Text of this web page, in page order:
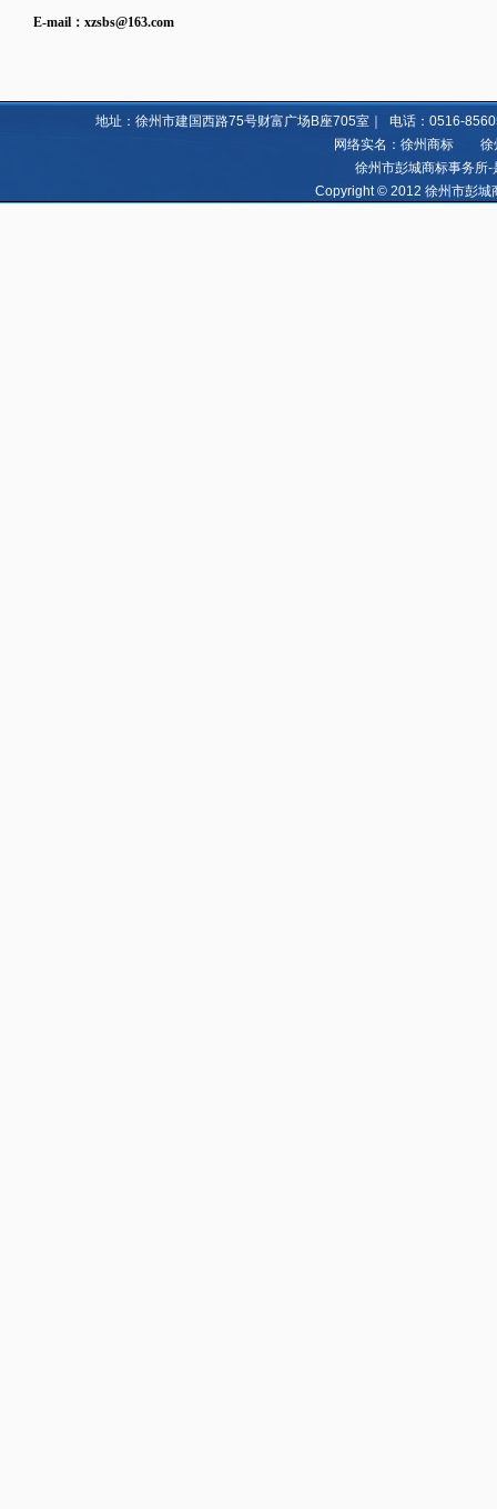
E-mail： xzsbs@163.com
地址：徐州市建国西路75号财富广场B座705室｜ 电话：0516-
网络实名：徐州商标 徐
徐州市彭城商标事务所-
Copyright © 2012 徐州市彭